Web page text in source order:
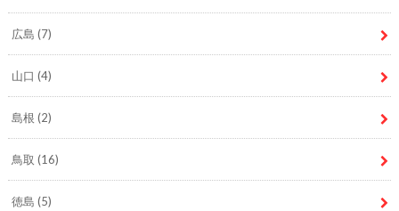
広島 (7)
山口 (4)
島根 (2)
鳥取 (16)
徳島 (5)